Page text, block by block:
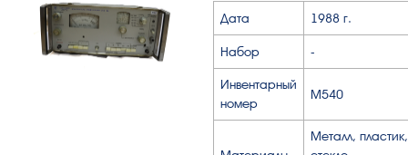
Дата 1988 г.
Набор -
Инвентарный
номер
М540
Металл, пластик,